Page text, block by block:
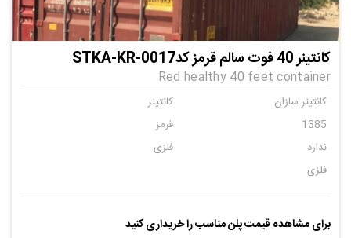
کانتینر 40 فوت سالم قرمز کدSTKA-KR-0017
Red healthy 40 feet container
کانتینر سازان
کانتینر
1385
قرمز
ندارد
فلزی
فلزی
برای مشاهده قیمت پلن مناسب را خریداری کنید